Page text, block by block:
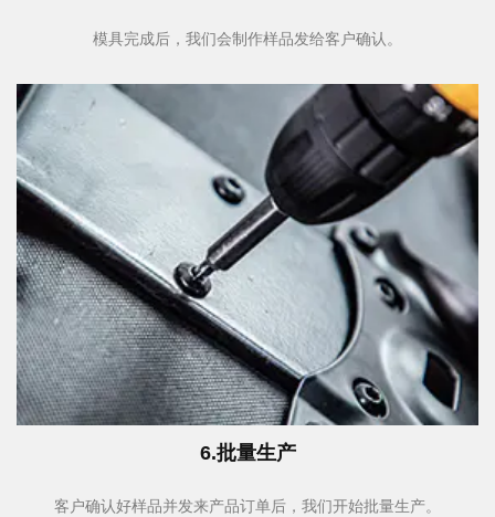
模具完成后，我们会制作样品发给客户确认。
6.批量生产
客户确认好样品并发来产品订单后，我们开始批量生产。